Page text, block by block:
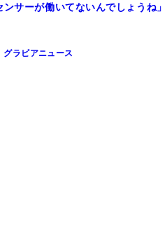
ンサーが働いてないんでしょうね」
グラビアニュース